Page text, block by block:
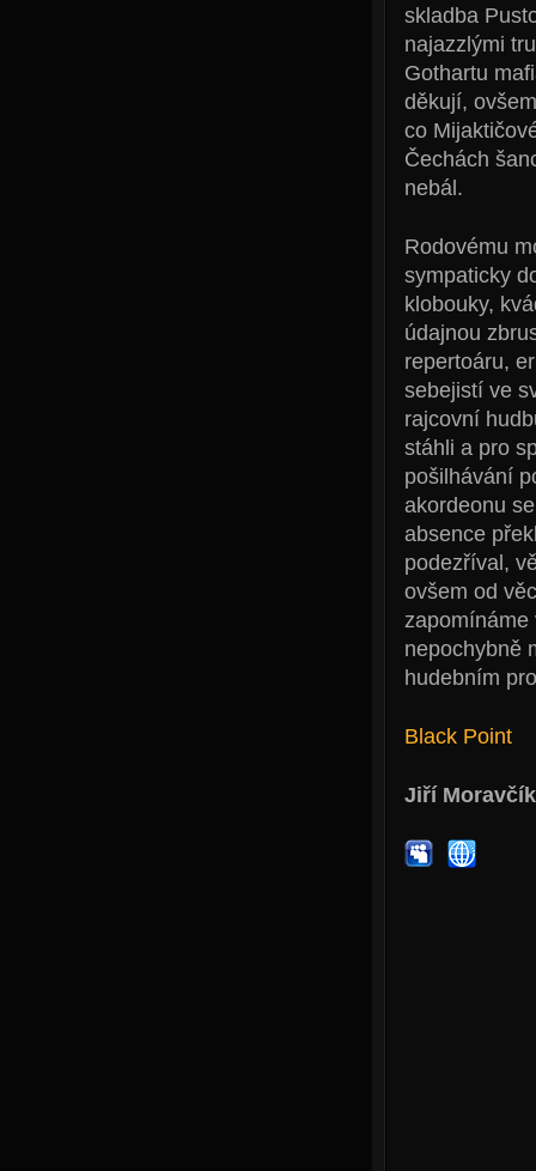
skladba
najazzlými
Gothartu
děkují,
co
Čechách
nebál.
Rodovému
sympaticky
klobouky,
údajnou
repertoáru,
sebejistí ve
rajcovní
stáhli a pro
pošilhávání
akordeonu
absence
podezříval,
ovšem od
zapomínáme
nepochybně
hudebním
Black Point
Jiří Moravčík